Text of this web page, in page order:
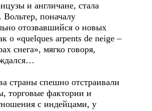
и англичане, стала
Вольтер, поначалу
отозвавшийся о новых
о «quelques arpents de neige –
снега», мягко говоря,
страны спешно отстраивали
торговые фактории и
с индейцами, у